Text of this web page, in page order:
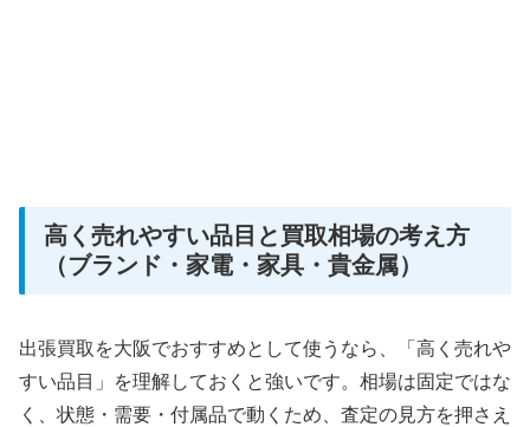
高く売れやすい品目と買取相場の考え方
（ブランド・家電・家具・貴金属）
出張買取を大阪でおすすめとして使うなら、「高く売れや
すい品目」を理解しておくと強いです。相場は固定ではな
く、状態・需要・付属品で動くため、査定の見方を押さえ